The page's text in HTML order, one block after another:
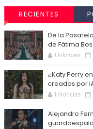
RECIENTES
De la
de Fátima
Unknown
¿Katy Perry
creadas por
I-Noticias
Alejandro